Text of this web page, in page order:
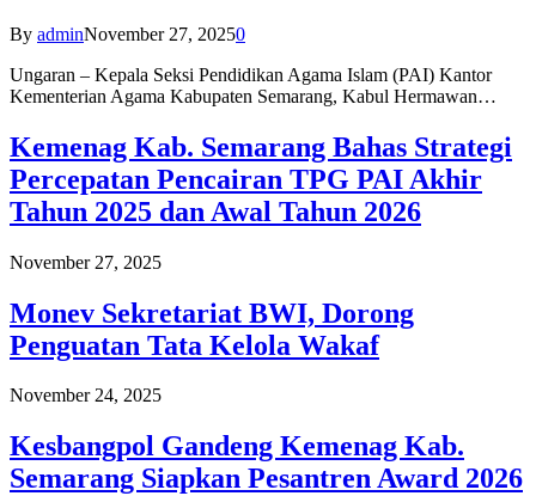
By adminNovember 27, 20250
Ungaran – Kepala Seksi Pendidikan Agama Islam (PAI) Kantor
Kementerian Agama Kabupaten Semarang, Kabul Hermawan…
Kemenag Kab. Semarang Bahas Strategi
Percepatan Pencairan TPG PAI Akhir
Tahun 2025 dan Awal Tahun 2026
November 27, 2025
Monev Sekretariat BWI, Dorong
Penguatan Tata Kelola Wakaf
November 24, 2025
Kesbangpol Gandeng Kemenag Kab.
Semarang Siapkan Pesantren Award 2026